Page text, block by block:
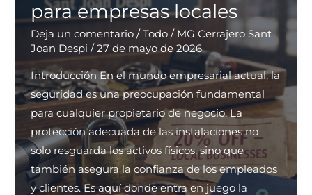
buen
precio
en
Sant
Joan
Despí
para empresas locales
Deja un comentario /Todo / MG Cerrajero Sant
Joan Despi/27 de mayo de 2026
Introducción En el mundo empresarial actual, la
seguridad es una preocupación fundamental
para cualquier propietario de negocio. La
protección adecuada de las instalaciones no
solo resguarda los activos físicos, sino que
también asegura la confianza de los empleados
y clientes. Es aquí donde entra en juego la